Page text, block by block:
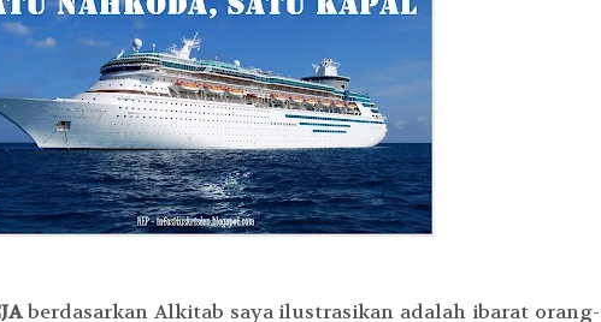
berdasarkan Alkitab saya ilustrasikan adalah ibarat orang-